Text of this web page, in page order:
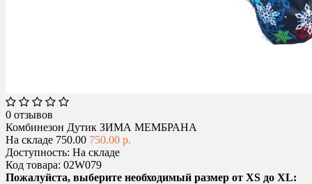
0 отзывов
Комбинезон Дутик ЗИМА МЕМБРАНА
На складе 750.00 750.00 р.
Доступность: На складе
Код товара: 02W079
Пожалуйста, выберите необходимый размер от XS до XL: